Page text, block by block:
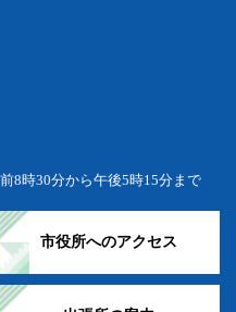
8時30分から午後5時15分まで
市役所へのアクセス